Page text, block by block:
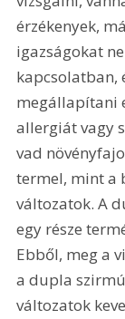
érzékenyek,
igazságokat
kapcsolatban,
megállapítani
allergiát vagy
vad
termel, mint a
változatok. A
egy része
Ebből, meg a
a dupla
változatok